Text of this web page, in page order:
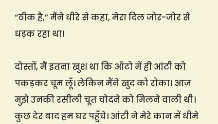
“ठीक है,” मैंने धीरे से कहा, मेरा दिल जोर-जोर से
धड़क रहा था।
दोस्तों, मैं इतना खुश था कि ऑटो में ही आंटी को
पकड़कर चूम लूँ। लेकिन मैंने खुद को रोका। आज
मुझे उनकी रसीली चूत चोदने को मिलने वाली थी।
कुछ देर बाद हम घर पहुँचे। आंटी ने मेरे कान में धीमे